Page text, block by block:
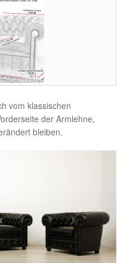
vom klassischen
der Armlehne,
bleiben.